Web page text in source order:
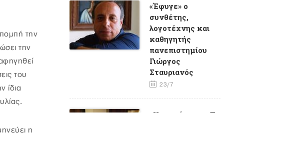
την
την
του
ίδια
η
«Έφυγε» ο
συνθέτης,
λογοτέχνης και
καθηγητής
πανεπιστημίου
Γιώργος
Σταυριανός
23/7
«Υποσχέσεις» - Το